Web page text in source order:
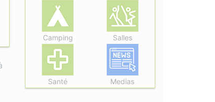
Camping Salles
Santé Medias